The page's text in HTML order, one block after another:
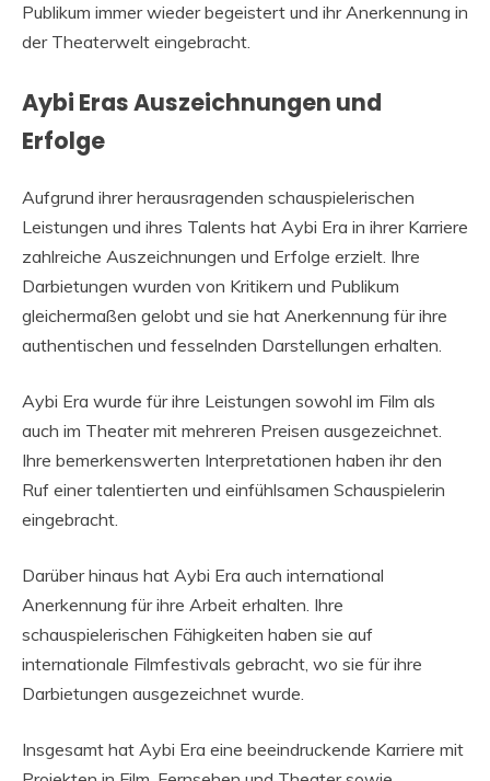
Publikum immer wieder begeistert und ihr Anerkennung in
der Theaterwelt eingebracht.
Aybi Eras Auszeichnungen und
Erfolge
Aufgrund ihrer herausragenden schauspielerischen
Leistungen und ihres Talents hat Aybi Era in ihrer Karriere
zahlreiche Auszeichnungen und Erfolge erzielt. Ihre
Darbietungen wurden von Kritikern und Publikum
gleichermaßen gelobt und sie hat Anerkennung für ihre
authentischen und fesselnden Darstellungen erhalten.
Aybi Era wurde für ihre Leistungen sowohl im Film als
auch im Theater mit mehreren Preisen ausgezeichnet.
Ihre bemerkenswerten Interpretationen haben ihr den
Ruf einer talentierten und einfühlsamen Schauspielerin
eingebracht.
Darüber hinaus hat Aybi Era auch international
Anerkennung für ihre Arbeit erhalten. Ihre
schauspielerischen Fähigkeiten haben sie auf
internationale Filmfestivals gebracht, wo sie für ihre
Darbietungen ausgezeichnet wurde.
Insgesamt hat Aybi Era eine beeindruckende Karriere mit